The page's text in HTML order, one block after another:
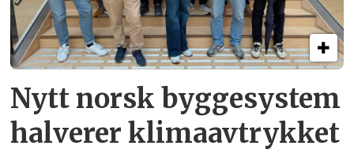
Nytt norsk byggesystem
halverer klimaavtrykket